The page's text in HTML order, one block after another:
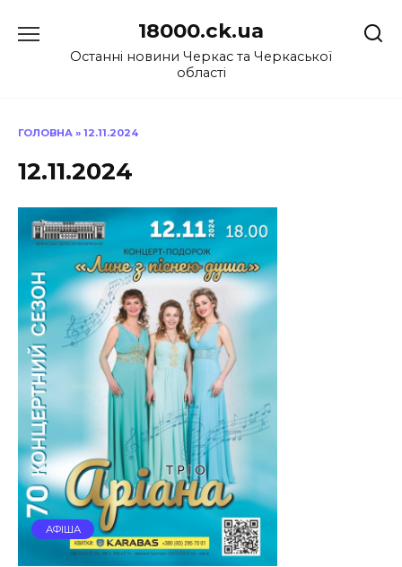
до
18000.ck.ua
Останні новини Черкас та Черкаської
області
ГОЛОВНА » 12.11.2024
12.11.2024
АФІША